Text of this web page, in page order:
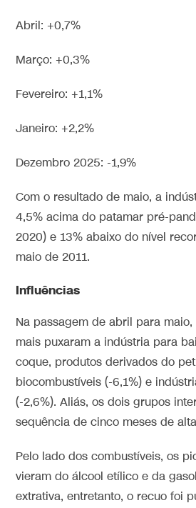
Abril: +0,7%
Março: +0,3%
Fevereiro: +1,1%
Janeiro: +2,2%
Dezembro 2025: -1,9%
Com o resultado de maio, a
4,5% acima do patamar pré-
2020) e 13% abaixo do nível
maio de 2011.
Influências
Na passagem de abril para
mais puxaram a indústria para
coque, produtos derivados do
biocombustíveis (-6,1%) e
(-2,6%). Aliás, os dois grupos
sequência de cinco meses de
Pelo lado dos combustíveis, os
vieram do álcool etílico e da
extrativa, entretanto, o recuo foi